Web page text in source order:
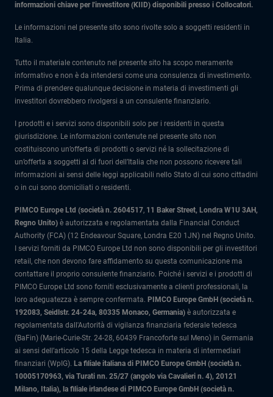
informazioni chiave per l'investitore (KIID) disponibili presso i Collocatori.
Le informazioni nel presente sito sono rivolte solo a soggetti residenti in
Italia.
Tutto il materiale contenuto nel presente sito ha scopo meramente
informativo e non è da intendersi come una consulenza di investimento.
Prima di prendere qualunque decisione in materia di investimenti gli
investitori dovrebbero rivolgersi a un consulente finanziario.
I prodotti e i servizi sono disponibili solo per i residenti in questa
giurisdizione. Le informazioni contenute nel presente sito non
costituiscono un’offerta di prodotti o servizi né la sollecitazione di
un’offerta a soggetti al di fuori dell’Italia che non possono ricevere tali
informazioni ai sensi delle leggi applicabili nello Stato di cui sono cittadini
o in cui sono domiciliati o residenti.
PIMCO Europe Ltd (società n. 2604517, 11 Baker Street, Londra W1U 3AH,
Regno Unito) è autorizzata e regolamentata dalla Financial Conduct
Authority (FCA) (12 Endeavour Square, Londra E20 1JN) nel Regno Unito.
I servizi forniti da PIMCO Europe Ltd non sono disponibili per gli investitori
retail, che non devono fare affidamento su questa comunicazione ma
contattare il proprio consulente finanziario. Poiché i servizi e i prodotti di
PIMCO Europe Ltd sono forniti esclusivamente a clienti professionali, la
loro adeguatezza è sempre confermata. PIMCO Europe GmbH (società n.
192083, Seidlstr. 24-24a, 80335 Monaco, Germania) è autorizzata e
regolamentata dall'Autorità di vigilanza finanziaria federale tedesca
(BaFin) (Marie-Curie-Str. 24-28, 60439 Francoforte sul Meno) in Germania
ai sensi dell’articolo 15 della Legge tedesca in materia di intermediari
finanziari (WpIG). La filiale italiana di PIMCO Europe GmbH (società n.
10005170963, via Turati nn. 25/27 (angolo via Cavalieri n. 4), 20121
Milano, Italia), la filiale irlandese di PIMCO Europe GmbH (società n.